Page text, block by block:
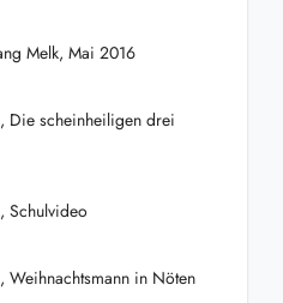
Melk, Mai 2016
Die scheinheiligen drei
Schulvideo
Weihnachtsmann in Nöten